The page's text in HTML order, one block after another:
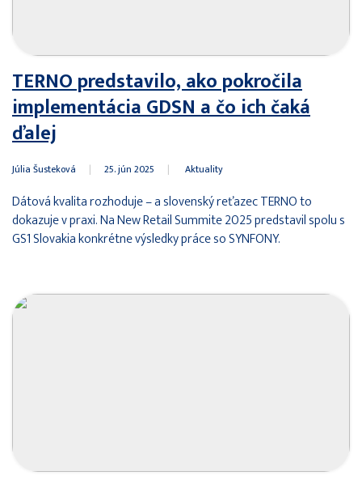
TERNO predstavilo, ako pokročila
implementácia GDSN a čo ich čaká
ďalej
Júlia Šusteková | 25. jún 2025 | Aktuality
Dátová kvalita rozhoduje – a slovenský reťazec TERNO to
dokazuje v praxi. Na New Retail Summite 2025 predstavil spolu s
GS1 Slovakia konkrétne výsledky práce so SYNFONY.